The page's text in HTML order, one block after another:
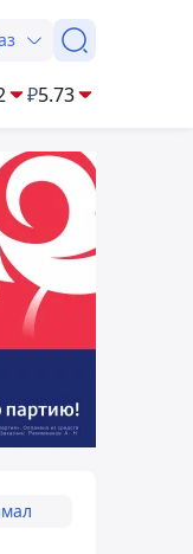
₽5.73